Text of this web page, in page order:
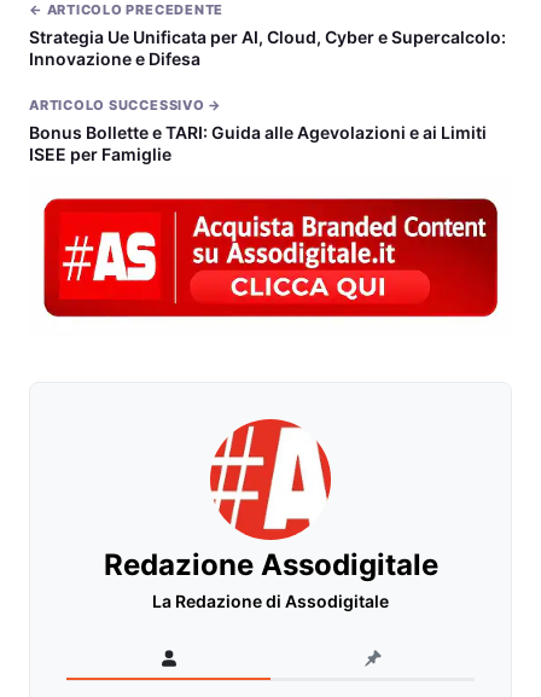
← ARTICOLO PRECEDENTE
Strategia Ue Unificata per AI, Cloud, Cyber e Supercalcolo:
Innovazione e Difesa
ARTICOLO SUCCESSIVO →
Bonus Bollette e TARI: Guida alle Agevolazioni e ai Limiti
ISEE per Famiglie
Redazione Assodigitale
La Redazione di Assodigitale